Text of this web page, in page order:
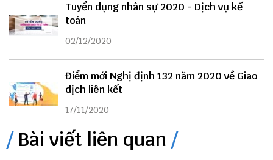
Tuyển dụng nhân sự 2020 - Dịch vụ kế
toán
02/12/2020
Điểm mới Nghị định 132 năm 2020 về Giao
dịch liên kết
17/11/2020
Bài viết liên quan